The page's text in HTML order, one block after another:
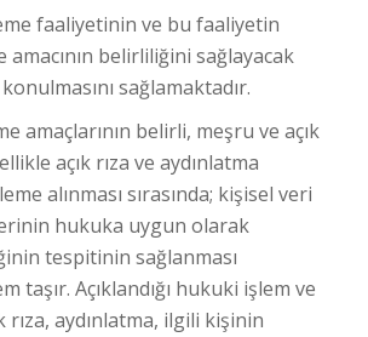
faaliyetinin ve bu faaliyetin
belirliliğini sağlayacak
sağlamaktadır.
amaçlarının belirli, meşru ve açık
açık rıza ve aydınlatma
alınması sırasında; kişisel veri
hukuka uygun olarak
tespitinin sağlanması
taşır. Açıklandığı hukuki işlem ve
rıza, aydınlatma, ilgili kişinin